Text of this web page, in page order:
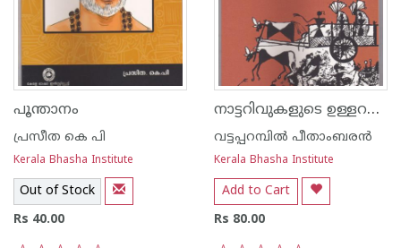
പൂന്താനം
പ്രസീത കെ പി
Kerala Bhasha Institute
Out of Stock
Rs 40.00
നാട്ടറിവുകളുടെ ഉള്ളറകളിലേക്ക്
വട്ടപ്പറമ്പില്‍ പീതാംബരന്‍
Kerala Bhasha Institute
Add to Cart
Rs 80.00